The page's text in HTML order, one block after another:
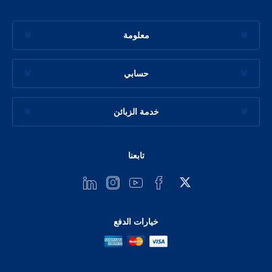
معلومة
حسابي
خدمة الزبائن
تابعنا
خيارات الدفع